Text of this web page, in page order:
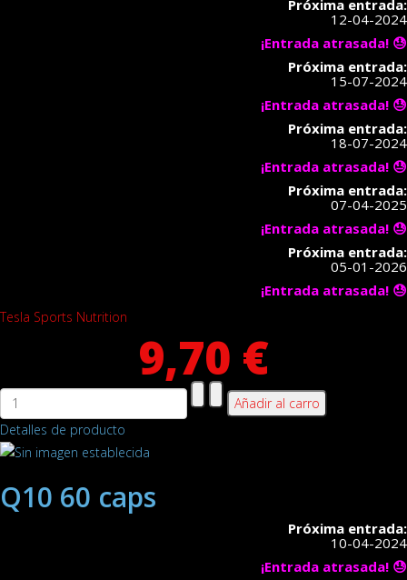
Próxima entrada:
12-04-2024
¡Entrada atrasada! 😓
Próxima entrada:
15-07-2024
¡Entrada atrasada! 😓
Próxima entrada:
18-07-2024
¡Entrada atrasada! 😓
Próxima entrada:
07-04-2025
¡Entrada atrasada! 😓
Próxima entrada:
05-01-2026
¡Entrada atrasada! 😓
Tesla Sports Nutrition
9,70 €
Detalles de producto
Q10 60 caps
Próxima entrada:
10-04-2024
¡Entrada atrasada! 😓